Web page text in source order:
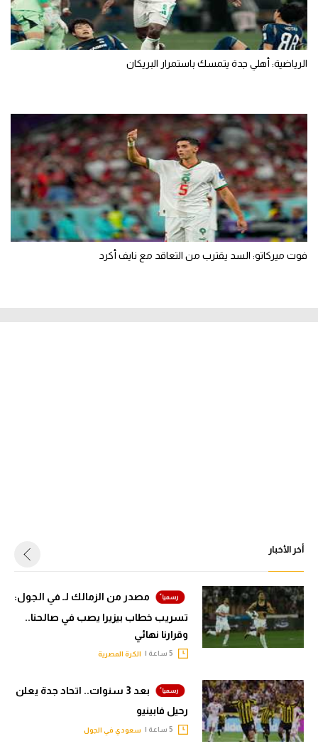
الرياضية: أهلي جدة يتمسك باستمرار البريكان
فوت ميركاتو: السد يقترب من التعاقد مع نايف أكرد
أخر الأخبار
مصدر من الزمالك لـ في الجول:
تسريب خطاب بيزيرا يصب في صالحنا..
وقرارنا نهائي
الكرة المصرية
بعد 3 سنوات.. اتحاد جدة يعلن
رحيل فابينيو
سعودي في الجول